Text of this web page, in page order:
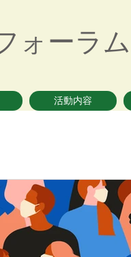
ォーラム
活動内容